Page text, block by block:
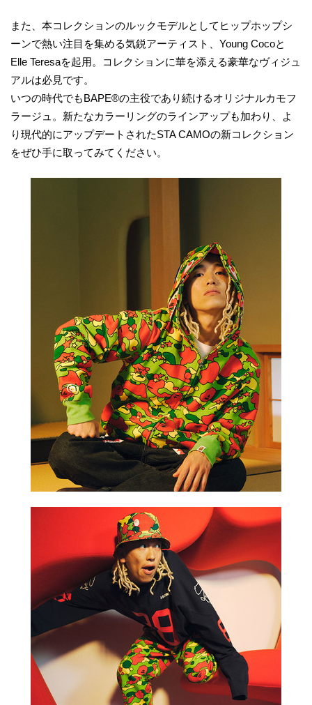
また、本コレクションのルックモデルとしてヒップホップシ
ーンで熱い注目を集める気鋭アーティスト、Young Cocoと
Elle Teresaを起用。コレクションに華を添える豪華なヴィジュ
アルは必見です。
いつの時代でもBAPE®の主役であり続けるオリジナルカモフ
ラージュ。新たなカラーリングのラインアップも加わり、よ
り現代的にアップデートされたSTA CAMOの新コレクション
をぜひ手に取ってみてください。